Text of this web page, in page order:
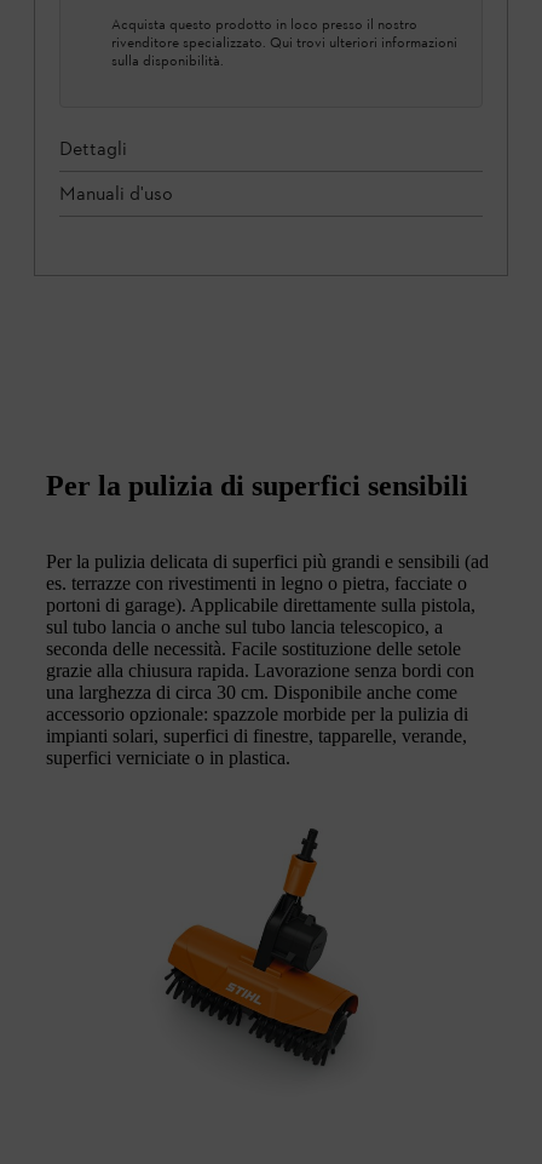
Acquista questo prodotto in loco presso il nostro
rivenditore specializzato. Qui trovi ulteriori informazioni
sulla disponibilità.
Dettagli
Manuali d'uso
Per la pulizia di superfici sensibili
Per la pulizia delicata di superfici più grandi e sensibili (ad
es. terrazze con rivestimenti in legno o pietra, facciate o
portoni di garage). Applicabile direttamente sulla pistola,
sul tubo lancia o anche sul tubo lancia telescopico, a
seconda delle necessità. Facile sostituzione delle setole
grazie alla chiusura rapida. Lavorazione senza bordi con
una larghezza di circa 30 cm. Disponibile anche come
accessorio opzionale: spazzole morbide per la pulizia di
impianti solari, superfici di finestre, tapparelle, verande,
superfici verniciate o in plastica.